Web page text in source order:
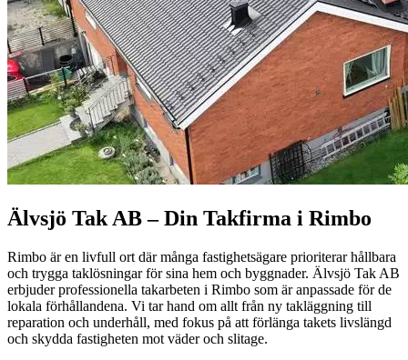
Älvsjö Tak AB – Din Takfirma i Rimbo
Rimbo är en livfull ort där många fastighetsägare prioriterar hållbara
och trygga taklösningar för sina hem och byggnader. Älvsjö Tak AB
erbjuder professionella takarbeten i Rimbo som är anpassade för de
lokala förhållandena. Vi tar hand om allt från ny takläggning till
reparation och underhåll, med fokus på att förlänga takets livslängd
och skydda fastigheten mot väder och slitage.